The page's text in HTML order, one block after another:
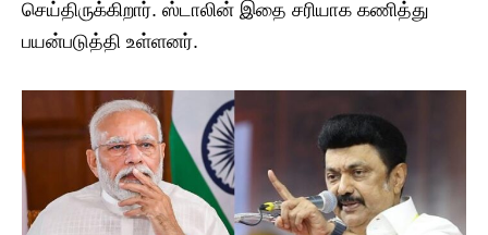
செய்திருக்கிறார். ஸ்டாலின் இதை சரியாக கணித்து
பயன்படுத்தி உள்ளனர்.